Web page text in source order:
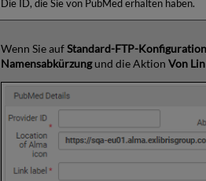
Die ID, die Sie von PubMed erhalten haben.
Wenn Sie aufStandard-FTP-
Namensabkürzungund die Aktion Von